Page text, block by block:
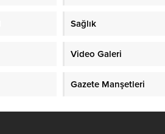
Sağlık
Video Galeri
Gazete Manşetleri